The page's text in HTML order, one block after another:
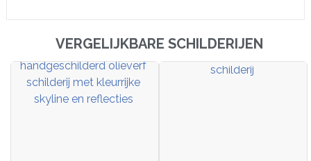
VERGELIJKBARE SCHILDERIJEN